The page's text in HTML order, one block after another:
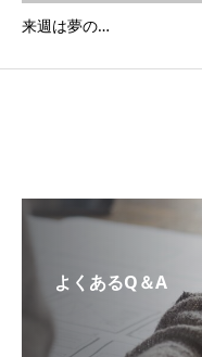
来週は夢の…
よくあるQ＆A